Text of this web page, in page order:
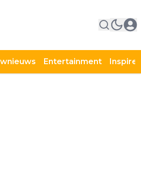
Entertainment